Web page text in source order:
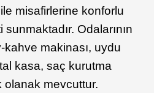
misafirlerine konforlu
Odalarının
makinası, uydu
kasa, saç kurutma
olanak mevcuttur.